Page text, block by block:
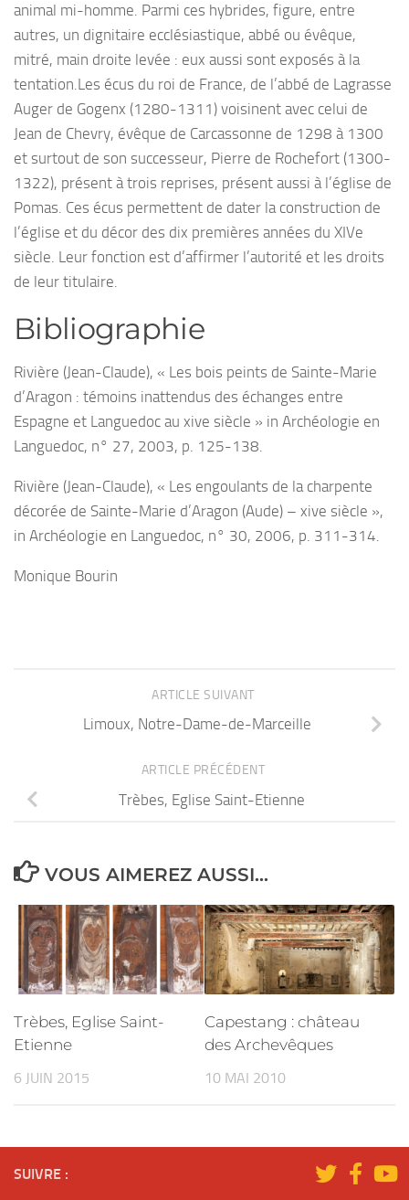
animal mi-homme. Parmi ces hybrides, figure, entre
autres, un dignitaire ecclésiastique, abbé ou évêque,
mitré, main droite levée : eux aussi sont exposés à la
tentation.Les écus du roi de France, de l’abbé de Lagrasse
Auger de Gogenx (1280-1311) voisinent avec celui de
Jean de Chevry, évêque de Carcassonne de 1298 à 1300
et surtout de son successeur, Pierre de Rochefort (1300-
1322), présent à trois reprises, présent aussi à l’église de
Pomas. Ces écus permettent de dater la construction de
l’église et du décor des dix premières années du XIVe
siècle. Leur fonction est d’affirmer l’autorité et les droits
de leur titulaire.
Bibliographie
Rivière (Jean-Claude), « Les bois peints de Sainte-Marie
d’Aragon : témoins inattendus des échanges entre
Espagne et Languedoc au xive siècle » in Archéologie en
Languedoc, n° 27, 2003, p. 125-138.
Rivière (Jean-Claude), « Les engoulants de la charpente
décorée de Sainte-Marie d’Aragon (Aude) – xive siècle »,
in Archéologie en Languedoc, n° 30, 2006, p. 311-314.
Monique Bourin
ARTICLE SUIVANT
Limoux, Notre-Dame-de-Marceille
ARTICLE PRÉCÉDENT
Trèbes, Eglise Saint-Etienne
VOUS AIMEREZ AUSSI...
Trèbes, Eglise Saint-
Etienne
6 JUIN 2015
Capestang : château
des Archevêques
10 MAI 2010
SUIVRE :